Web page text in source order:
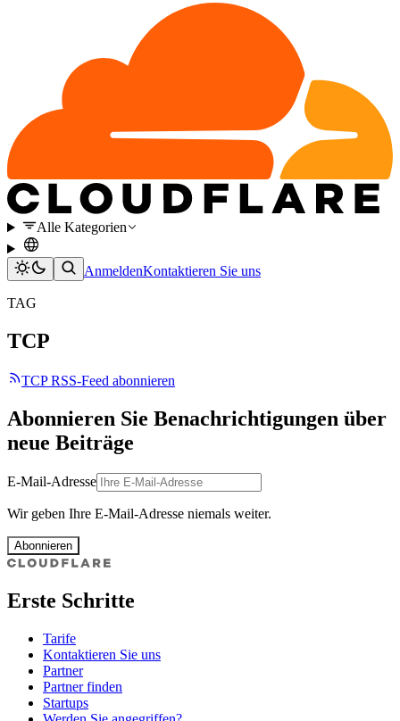
Alle Kategorien
AnmeldenKontaktieren Sie uns
TAG
TCP
TCP RSS-Feed abonnieren
Abonnieren Sie Benachrichtigungen über
neue Beiträge
E-Mail-Adresse
Wir geben Ihre E-Mail-Adresse niemals weiter.
Abonnieren
Erste Schritte
Tarife
Kontaktieren Sie uns
Partner
Partner finden
Startups